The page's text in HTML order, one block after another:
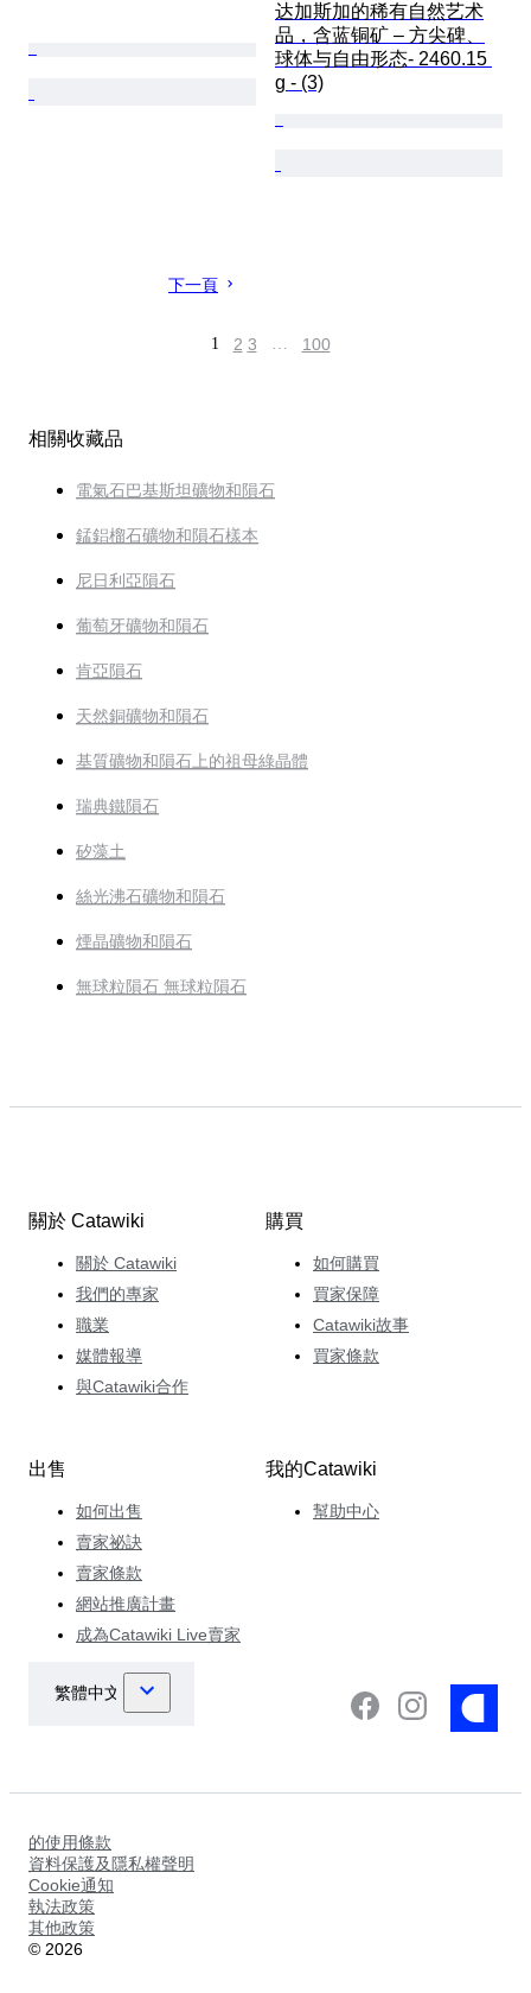
达加斯加的稀有自然艺术
品，含蓝铜矿 – 方尖碑、
球体与自由形态- 2460.15
g - (3)
下一頁
1 2 3 … 100
相關收藏品
電氣石巴基斯坦礦物和隕石
錳鋁榴石礦物和隕石樣本
尼日利亞隕石
葡萄牙礦物和隕石
肯亞隕石
天然銅礦物和隕石
基質礦物和隕石上的祖母綠晶體
瑞典鐵隕石
矽藻土
絲光沸石礦物和隕石
煙晶礦物和隕石
無球粒隕石 無球粒隕石
關於 Catawiki
關於 Catawiki
我們的專家
職業
媒體報導
與Catawiki合作
購買
如何購買
買家保障
Catawiki故事
買家條款
出售
如何出售
賣家祕訣
賣家條款
網站推廣計畫
成為Catawiki Live賣家
我的Catawiki
幫助中心
的使用條款
資料保護及隱私權聲明
Cookie通知
執法政策
其他政策
© 2026